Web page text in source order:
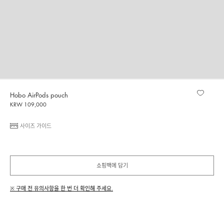
Hobo AirPods pouch
KRW 109,000
사이즈 가이드
쇼핑백에 담기
※ 구매 전 유의사항을 한 번 더 확인해 주세요.